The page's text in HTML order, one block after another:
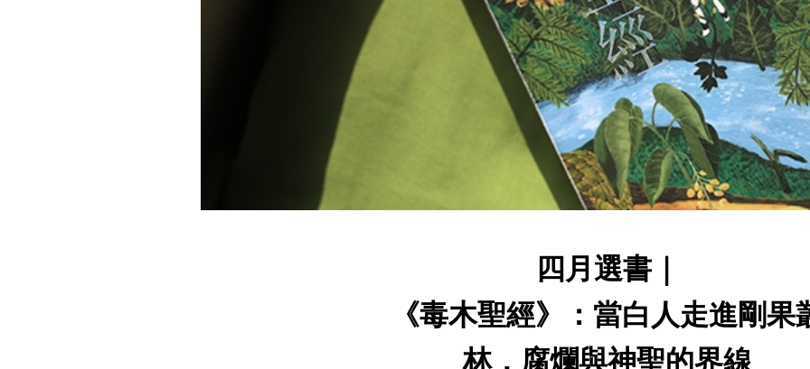
四月選書｜
《毒木聖經》：當白人走進剛果
林，腐爛與神聖的界線